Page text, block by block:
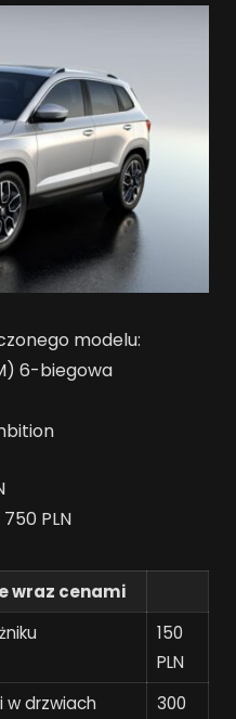
modelu:
6-biegowa
750 PLN
wraz cenami
150
PLN
w drzwiach
300